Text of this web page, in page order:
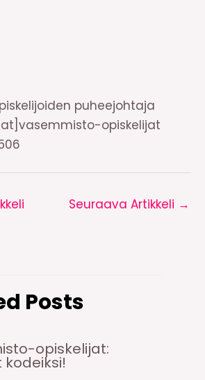
puheejohtaja
opiskelijat
Seuraava Artikkeli →
Posts
opiskelijat:
kodeiksi!